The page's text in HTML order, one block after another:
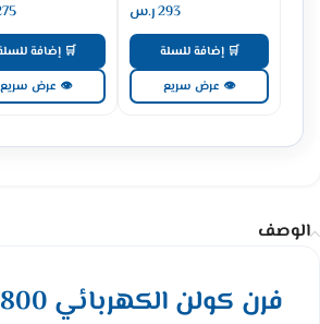
293ر.س
🛒 إضافة للسلة
👁 عرض سريع
🛒 إضافة
👁 عرض سريع
الوصف